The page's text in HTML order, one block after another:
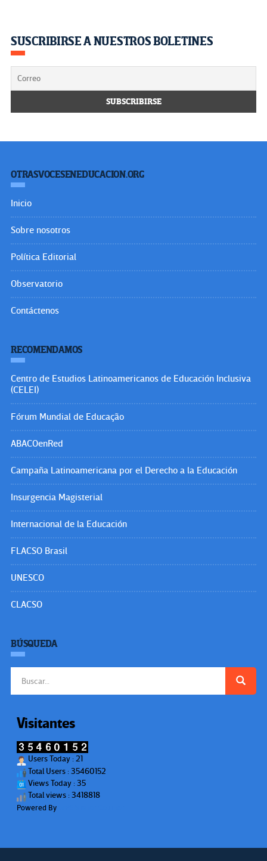
SUSCRIBIRSE A NUESTROS BOLETINES
OTRASVOCESENEDUCACION.ORG
Inicio
Sobre nosotros
Política Editorial
Observatorio
Contáctenos
RECOMENDAMOS
Centro de Estudios Latinoamericanos de Educación Inclusiva
(CELEI)
Fórum Mundial de Educação
ABACOenRed
Campaña Latinoamericana por el Derecho a la Educación
Insurgencia Magisterial
Internacional de la Educación
FLACSO Brasil
UNESCO
CLACSO
BÚSQUEDA
Visitantes
Users Today : 21
Total Users : 35460152
Views Today : 35
Total views : 3418818
Powered By